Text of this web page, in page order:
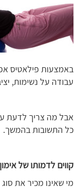
באמצעות פילאטיס
עבודה על נשימות,
אבל מה צריך לדעת על
כל התשובות בהמשך.
קווים לדמותו של
מי שאינו מכיר את